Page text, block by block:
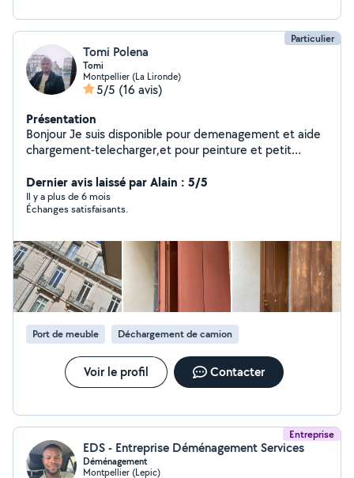
Particulier
Tomi Polena
Tomi
Montpellier (La Lironde)
5/5 (16 avis)
Présentation
Bonjour Je suis disponible pour demenagement et aide
chargement-telecharger,et pour peinture et petit
jours de la semaine Merci
Dernier avis laissé par Alain : 5/5
Il y a plus de 6 mois
Échanges satisfaisants.
Port de meuble Déchargement de camion
Voir le profil Contacter
Entreprise
EDS - Entreprise Déménagement Services
Déménagement
Montpellier (Lepic)